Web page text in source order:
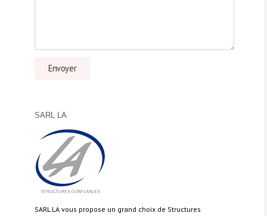
SARL LA
SARL LA vous propose un grand choix de Structures